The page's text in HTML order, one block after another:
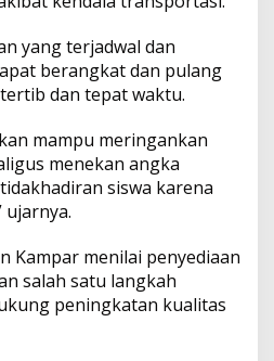
yang terjadwal dan
berangkat dan pulang
dan tepat waktu.
mampu meringankan
menekan angka
siswa karena
ujarnya.
Kampar menilai penyediaan
salah satu langkah
peningkatan kualitas